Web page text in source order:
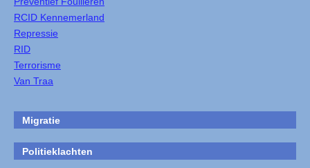
RCID Kennemerland
Repressie
RID
Terrorisme
Van Traa
Migratie
Politieklachten